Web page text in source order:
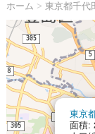
ホーム > 東京都千代
東京
面積: